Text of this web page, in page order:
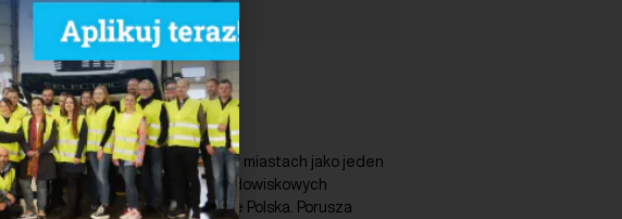
Pobierz
Raport opisuje jakość powietrza w miastach jako jeden
z najważniejszych problemów środowiskowych
i zdrowotnych, z którymi zmaga się Polska. Porusza